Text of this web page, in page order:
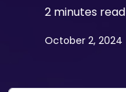
2 minutes read
October 2, 2024